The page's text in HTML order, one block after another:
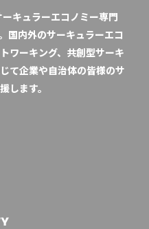
キュラーエコノミー専門
国内外のサーキュラーエコ
ワーキング、共創型サーキ
て企業や自治体の皆様のサ
します。